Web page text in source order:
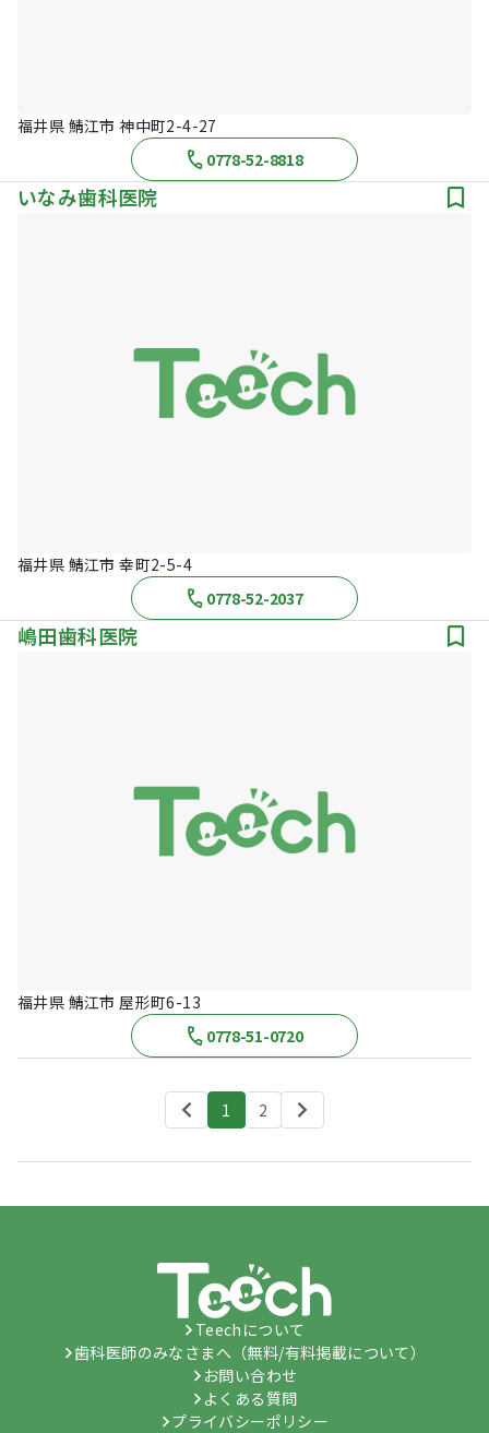
福井県 鯖江市 神中町2-4-27
0778-52-8818
いなみ歯科医院
福井県 鯖江市 幸町2-5-4
0778-52-2037
嶋田歯科医院
福井県 鯖江市 屋形町6-13
0778-51-0720
1 2
Teechについて
歯科医師のみなさまへ（無料/有料掲載について）
お問い合わせ
よくある質問
プライバシーポリシー